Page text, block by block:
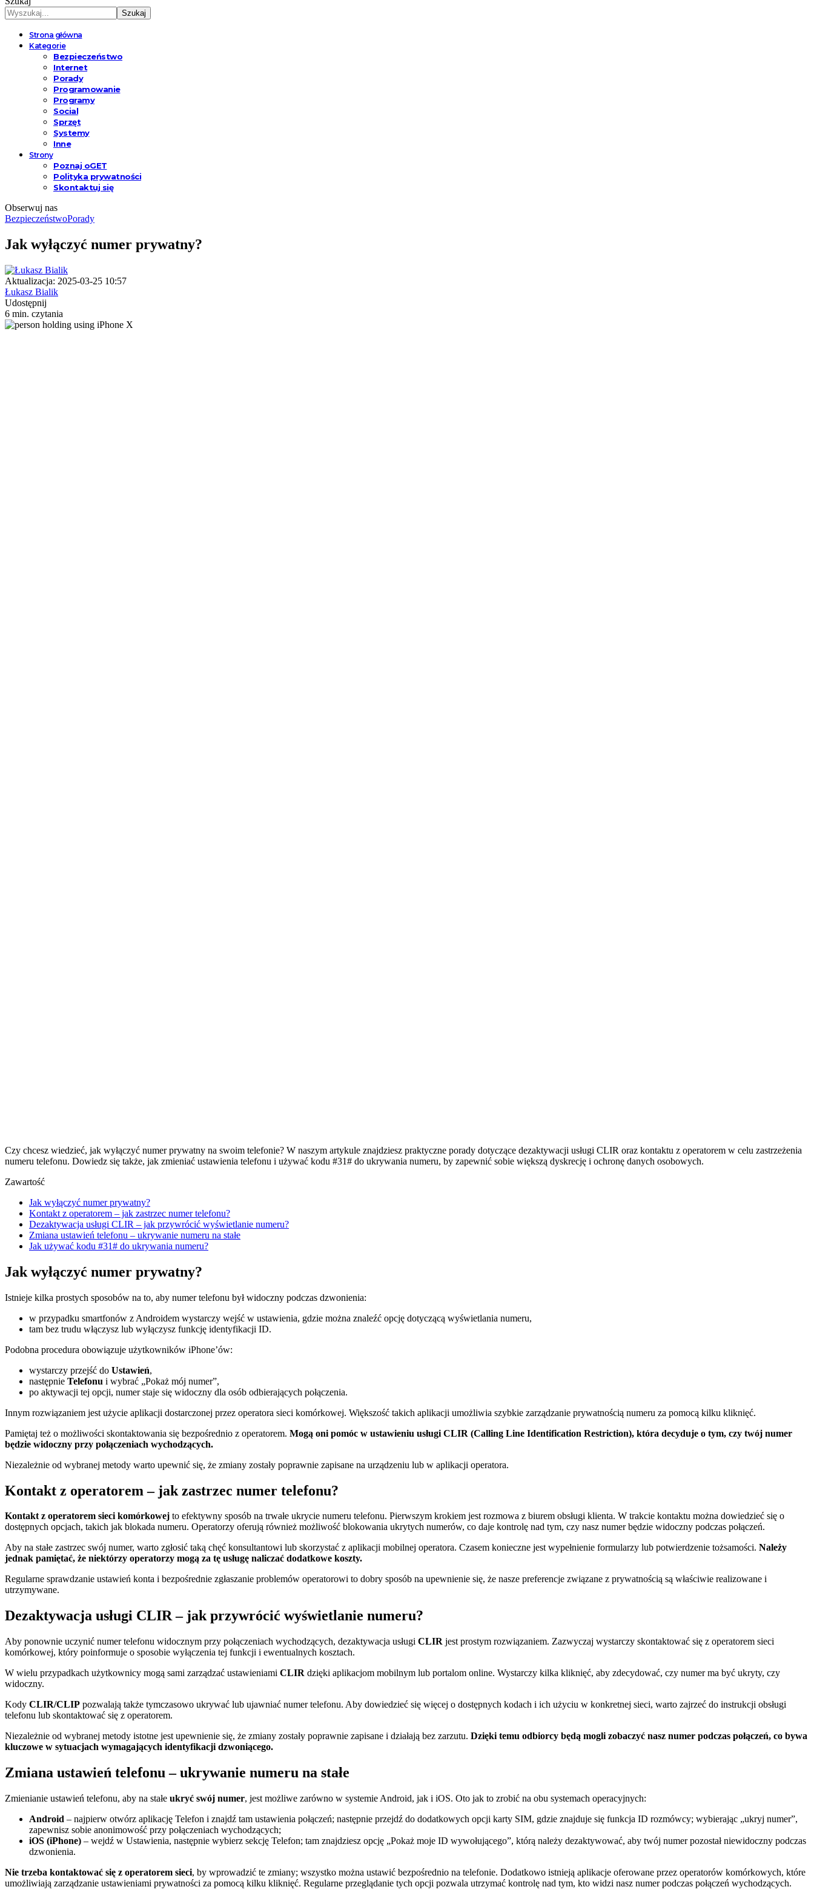
Strona główna
Kategorie
Bezpieczeństwo
Internet
Porady
Programowanie
Programy
Social
Sprzęt
Systemy
Inne
Strony
Poznaj oGET
Polityka prywatności
Skontaktuj się
Obserwuj nas
BezpieczeństwoPorady
Jak wyłączyć numer prywatny?
Aktualizacja: 2025-03-25 10:57
Łukasz Bialik
Udostępnij
6 min. czytania
Czy chcesz wiedzieć, jak wyłączyć numer prywatny na swoim telefonie? W naszym artykule znajdziesz praktyczne porady dotyczące dezaktywacji usługi CLIR oraz kontaktu z operatorem w celu zastrzeżenia
numeru telefonu. Dowiedz się także, jak zmieniać ustawienia telefonu i używać kodu #31# do ukrywania numeru, by zapewnić sobie większą dyskrecję i ochronę danych osobowych.
Zawartość
Jak wyłączyć numer prywatny?
Kontakt z operatorem – jak zastrzec numer telefonu?
Dezaktywacja usługi CLIR – jak przywrócić wyświetlanie numeru?
Zmiana ustawień telefonu – ukrywanie numeru na stałe
Jak używać kodu #31# do ukrywania numeru?
Jak wyłączyć numer prywatny?
Istnieje kilka prostych sposobów na to, aby numer telefonu był widoczny podczas dzwonienia:
w przypadku smartfonów z Androidem wystarczy wejść w ustawienia, gdzie można znaleźć opcję dotyczącą wyświetlania numeru,
tam bez trudu włączysz lub wyłączysz funkcję identyfikacji ID.
Podobna procedura obowiązuje użytkowników iPhone’ów:
wystarczy przejść do Ustawień,
następnie Telefonu i wybrać „Pokaż mój numer”,
po aktywacji tej opcji, numer staje się widoczny dla osób odbierających połączenia.
Innym rozwiązaniem jest użycie aplikacji dostarczonej przez operatora sieci komórkowej. Większość takich aplikacji umożliwia szybkie zarządzanie prywatnością numeru za pomocą kilku kliknięć.
Pamiętaj też o możliwości skontaktowania się bezpośrednio z operatorem. Mogą oni pomóc w ustawieniu usługi CLIR (Calling Line Identification Restriction), która decyduje o tym, czy twój numer
będzie widoczny przy połączeniach wychodzących.
Niezależnie od wybranej metody warto upewnić się, że zmiany zostały poprawnie zapisane na urządzeniu lub w aplikacji operatora.
Kontakt z operatorem – jak zastrzec numer telefonu?
Kontakt z operatorem sieci komórkowej to efektywny sposób na trwałe ukrycie numeru telefonu. Pierwszym krokiem jest rozmowa z biurem obsługi klienta. W trakcie kontaktu można dowiedzieć się o
dostępnych opcjach, takich jak blokada numeru. Operatorzy oferują również możliwość blokowania ukrytych numerów, co daje kontrolę nad tym, czy nasz numer będzie widoczny podczas połączeń.
Aby na stałe zastrzec swój numer, warto zgłosić taką chęć konsultantowi lub skorzystać z aplikacji mobilnej operatora. Czasem konieczne jest wypełnienie formularzy lub potwierdzenie tożsamości. Należy
jednak pamiętać, że niektórzy operatorzy mogą za tę usługę naliczać dodatkowe koszty.
Regularne sprawdzanie ustawień konta i bezpośrednie zgłaszanie problemów operatorowi to dobry sposób na upewnienie się, że nasze preferencje związane z prywatnością są właściwie realizowane i
utrzymywane.
Dezaktywacja usługi CLIR – jak przywrócić wyświetlanie numeru?
Aby ponownie uczynić numer telefonu widocznym przy połączeniach wychodzących, dezaktywacja usługi CLIR jest prostym rozwiązaniem. Zazwyczaj wystarczy skontaktować się z operatorem sieci
komórkowej, który poinformuje o sposobie wyłączenia tej funkcji i ewentualnych kosztach.
W wielu przypadkach użytkownicy mogą sami zarządzać ustawieniami CLIR dzięki aplikacjom mobilnym lub portalom online. Wystarczy kilka kliknięć, aby zdecydować, czy numer ma być ukryty, czy
widoczny.
Kody CLIR/CLIP pozwalają także tymczasowo ukrywać lub ujawniać numer telefonu. Aby dowiedzieć się więcej o dostępnych kodach i ich użyciu w konkretnej sieci, warto zajrzeć do instrukcji obsługi
telefonu lub skontaktować się z operatorem.
Niezależnie od wybranej metody istotne jest upewnienie się, że zmiany zostały poprawnie zapisane i działają bez zarzutu. Dzięki temu odbiorcy będą mogli zobaczyć nasz numer podczas połączeń, co bywa
kluczowe w sytuacjach wymagających identyfikacji dzwoniącego.
Zmiana ustawień telefonu – ukrywanie numeru na stałe
Zmienianie ustawień telefonu, aby na stałe ukryć swój numer, jest możliwe zarówno w systemie Android, jak i iOS. Oto jak to zrobić na obu systemach operacyjnych:
Android – najpierw otwórz aplikację Telefon i znajdź tam ustawienia połączeń; następnie przejdź do dodatkowych opcji karty SIM, gdzie znajduje się funkcja ID rozmówcy; wybierając „ukryj numer”,
zapewnisz sobie anonimowość przy połączeniach wychodzących;
iOS (iPhone) – wejdź w Ustawienia, następnie wybierz sekcję Telefon; tam znajdziesz opcję „Pokaż moje ID wywołującego”, którą należy dezaktywować, aby twój numer pozostał niewidoczny podczas
dzwonienia.
Nie trzeba kontaktować się z operatorem sieci, by wprowadzić te zmiany; wszystko można ustawić bezpośrednio na telefonie. Dodatkowo istnieją aplikacje oferowane przez operatorów komórkowych, które
umożliwiają zarządzanie ustawieniami prywatności za pomocą kilku kliknięć. Regularne przeglądanie tych opcji pozwala utrzymać kontrolę nad tym, kto widzi nasz numer podczas połączeń wychodzących.